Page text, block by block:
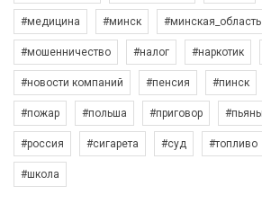
#медицина #минск #минская_область
#мошенничество #налог #наркотик
#новости компаний #пенсия #пинск
#пожар #польша #приговор
#россия #сигарета #суд #топливо
#школа